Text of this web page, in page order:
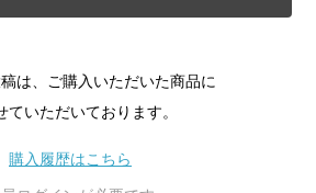
は、ご購入いただいた商品に
ていただいております。
購入履歴はこちら